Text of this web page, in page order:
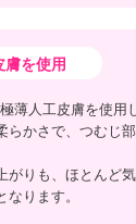
を使用
薄人工皮膚を使用
らかさで、つむじ
りも、ほとんど気
ります。